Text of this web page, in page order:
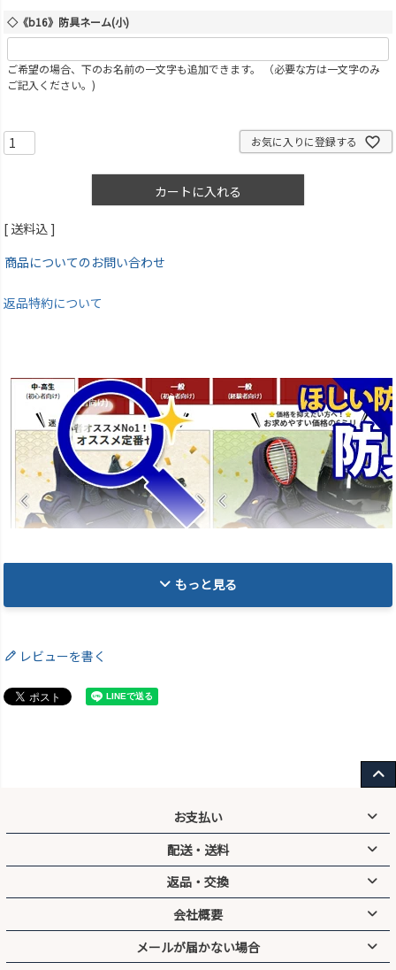
◇《b16》防具ネーム(小)
ご希望の場合、下のお名前の一文字も追加できます。 （必要な方は一文字のみ
ご記入ください。)
お気に入りに登録する
カートに入れる
送料込
商品についてのお問い合わせ
返品特約について
もっと見る
レビューを書く
お支払い
クレジットカード／代引／銀行振込／コンビニ前払い／後払い／
PayPay／キャリア決済
手数料
代引：300円（※1万円以上で無料）
コンビニ前払い：200円
後払い．ＣＯＭ：300円
配送・送料
送料無料
メール便：全国一律200円
14時までのご注文は通常、翌営業日に出荷
返品・交換
刺繍入り剣道着・垂れゼッケンは商品の性質上、交換・返品不可と
なります
会社概要
有限会社ネットウイングメールが届かない場合